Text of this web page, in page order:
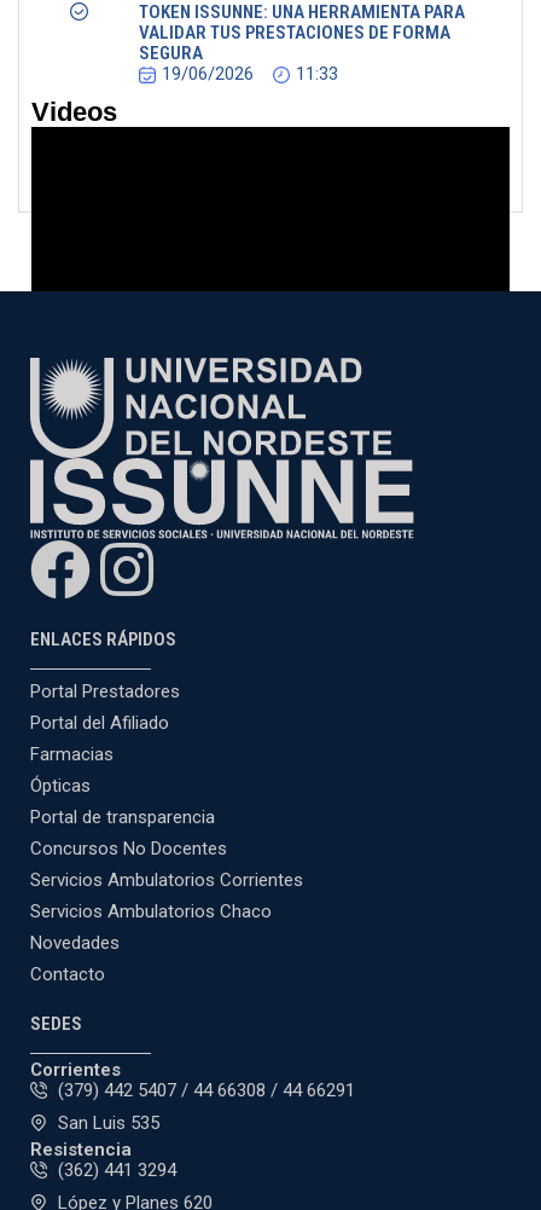
TOKEN ISSUNNE: UNA HERRAMIENTA PARA
VALIDAR TUS PRESTACIONES DE FORMA
SEGURA
19/06/2026
11:33
Videos
ENLACES RÁPIDOS
Portal Prestadores
Portal del Afiliado
Farmacias
Ópticas
Portal de transparencia
Concursos No Docentes
Servicios Ambulatorios Corrientes
Servicios Ambulatorios Chaco
Novedades
Contacto
SEDES
Corrientes
(379) 442 5407 / 44 66308 / 44 66291
San Luis 535
Resistencia
(362) 441 3294
López y Planes 620